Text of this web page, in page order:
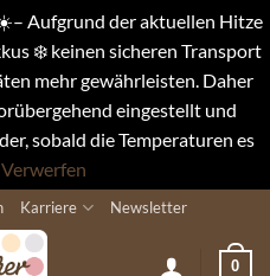
Aufgrund der aktuellen Hitze
❄️ keinen sicheren Transport
mehr gewährleisten. Daher
eingestellt und
sobald die Temperaturen es
Verwerfen
Karriere Newsletter
0